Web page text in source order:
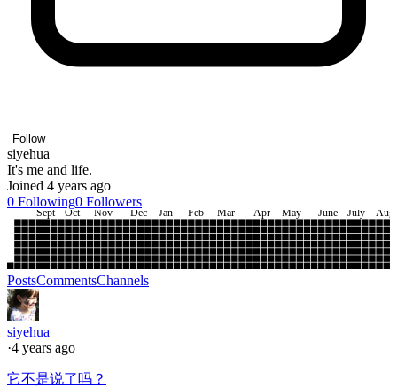
Follow
siyehua
It's me and life.
Joined 4 years ago
0 Following0 Followers
Sept Oct Nov Dec Jan Feb Mar Apr May June July Aug
PostsCommentsChannels
siyehua
·4 years ago
它不是说了吗？